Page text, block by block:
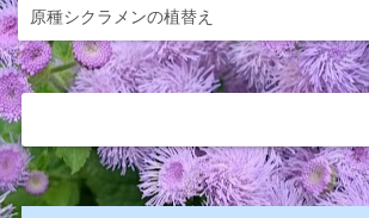
原種シクラメンの植替え